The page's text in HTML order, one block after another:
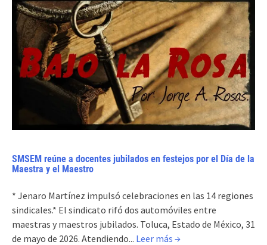
SMSEM reúne a docentes jubilados en festejos por el Día de la
Maestra y el Maestro
* Jenaro Martínez impulsó celebraciones en las 14 regiones
sindicales.* El sindicato rifó dos automóviles entre
maestras y maestros jubilados. Toluca, Estado de México, 31
de mayo de 2026. Atendiendo... Leer más →